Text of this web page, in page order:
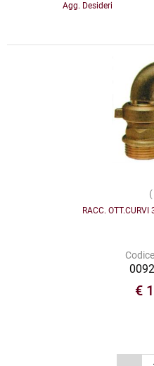
Agg. Desideri
(
RACC.
€